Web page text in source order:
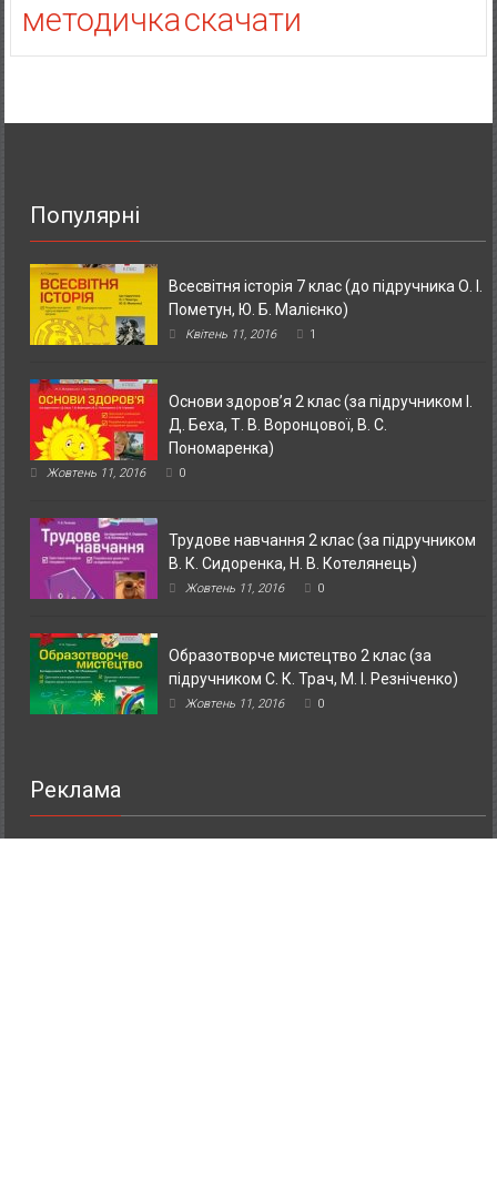
методичкаскачати
Популярні
Всесвітня історія 7 клас (до підручника О. І.
Пометун, Ю. Б. Малієнко)
Квітень 11, 2016 1
Основи здоров’я 2 клас (за підручником І.
Д. Беха, Т. В. Воронцової, В. С.
Пономаренка)
Жовтень 11, 2016 0
Трудове навчання 2 клас (за підручником
В. К. Сидоренка, Н. В. Котелянець)
Жовтень 11, 2016 0
Образотворче мистецтво 2 клас (за
підручником С. К. Трач, М. І. Резніченко)
Жовтень 11, 2016 0
Реклама